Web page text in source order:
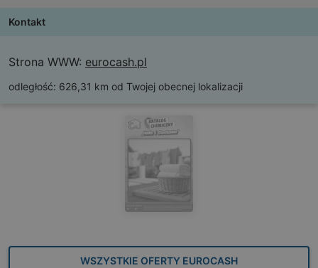
Kontakt
Strona WWW: eurocash.pl
odległość: 626,31 km od Twojej obecnej lokalizacji
WSZYSTKIE OFERTY EUROCASH